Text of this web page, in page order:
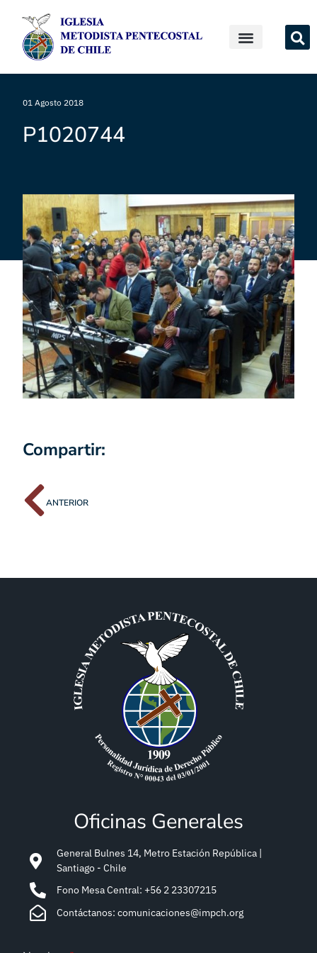
01 Agosto 2018
P1020744
Compartir:
ANTERIOR
Oficinas Generales
General Bulnes 14, Metro Estación República |
Santiago - Chile
Fono Mesa Central: +56 2 23307215
Contáctanos: comunicaciones@impch.org